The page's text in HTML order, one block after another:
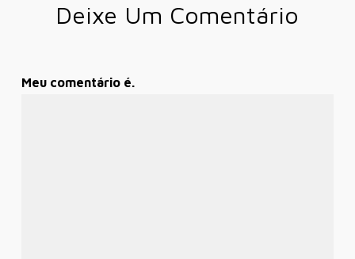
Deixe Um Comentário
Meu comentário é.